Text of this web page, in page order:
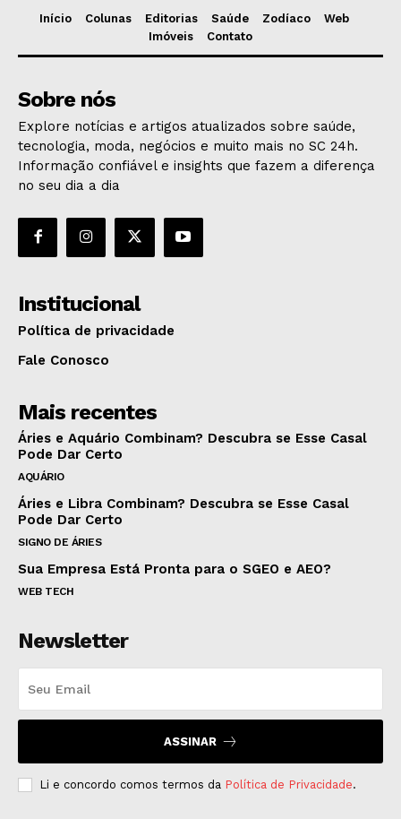
Início Colunas Editorias Saúde Zodíaco
Web
Imóveis
Contato
Sobre nós
Explore notícias e artigos atualizados sobre saúde,
tecnologia, moda, negócios e muito mais no SC 24h.
Informação confiável e insights que fazem a diferença
no seu dia a dia
Institucional
Política de privacidade
Fale Conosco
Mais recentes
Áries e Aquário Combinam? Descubra se Esse Casal
Pode Dar Certo
AQUÁRIO
Áries e Libra Combinam? Descubra se Esse Casal
Pode Dar Certo
SIGNO DE ÁRIES
Sua Empresa Está Pronta para o SGEO e AEO?
WEB TECH
Newsletter
ASSINAR
Li e concordo comos termos da Política de Privacidade.